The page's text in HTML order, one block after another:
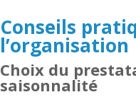
Conseils
l’organisation
Choix du
saisonnalité